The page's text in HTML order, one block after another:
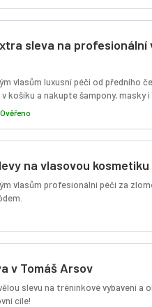
sleva na profesionální
vlasům luxusní péči od předního
košíku a nakupte šampony, masky i
Ověřeno
na vlasovou
vlasům profesionální péči za
v Tomáš Arsov
slevu na tréninkové vybavení a
cíle!